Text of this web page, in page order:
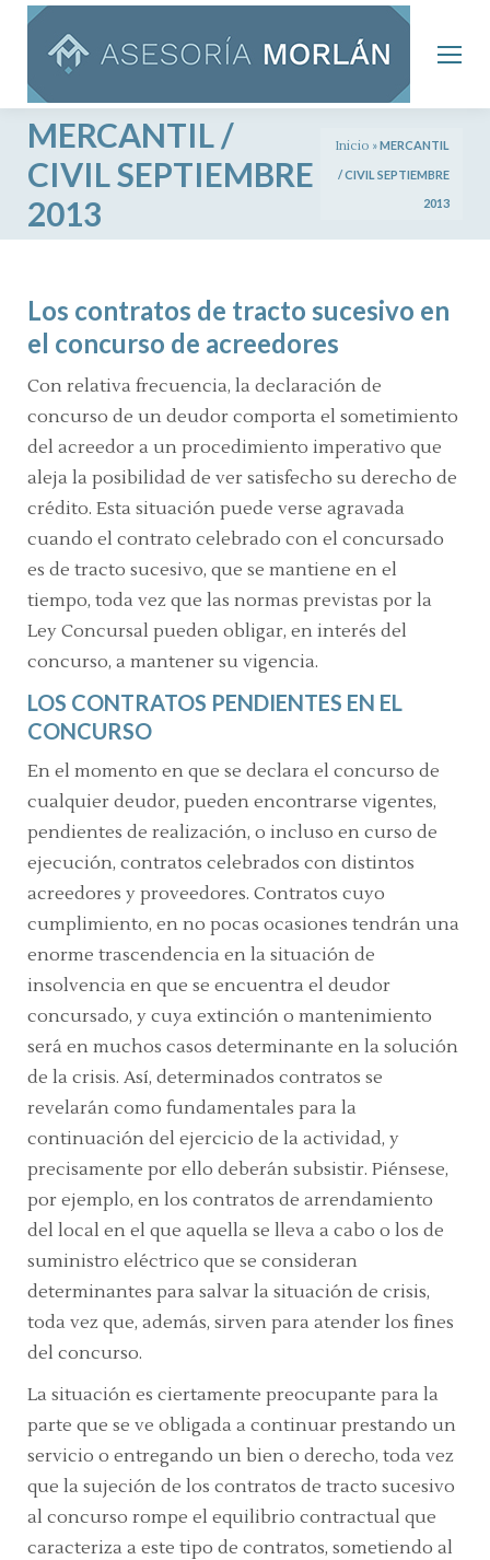
MERCANTIL /
CIVIL SEPTIEMBRE
2013
Inicio »MERCANTIL
/ CIVIL SEPTIEMBRE
2013
Los contratos de tracto sucesivo en
el concurso de acreedores
Con relativa frecuencia, la declaración de
concurso de un deudor comporta el sometimiento
del acreedor a un procedimiento imperativo que
aleja la posibilidad de ver satisfecho su derecho de
crédito. Esta situación puede verse agravada
cuando el contrato celebrado con el concursado
es de tracto sucesivo, que se mantiene en el
tiempo, toda vez que las normas previstas por la
Ley Concursal pueden obligar, en interés del
concurso, a mantener su vigencia.
LOS CONTRATOS PENDIENTES EN EL
CONCURSO
En el momento en que se declara el concurso de
cualquier deudor, pueden encontrarse vigentes,
pendientes de realización, o incluso en curso de
ejecución, contratos celebrados con distintos
acreedores y proveedores. Contratos cuyo
cumplimiento, en no pocas ocasiones tendrán una
enorme trascendencia en la situación de
insolvencia en que se encuentra el deudor
concursado, y cuya extinción o mantenimiento
será en muchos casos determinante en la solución
de la crisis. Así, determinados contratos se
revelarán como fundamentales para la
continuación del ejercicio de la actividad, y
precisamente por ello deberán subsistir. Piénsese,
por ejemplo, en los contratos de arrendamiento
del local en el que aquella se lleva a cabo o los de
suministro eléctrico que se consideran
determinantes para salvar la situación de crisis,
toda vez que, además, sirven para atender los fines
del concurso.
La situación es ciertamente preocupante para la
parte que se ve obligada a continuar prestando un
servicio o entregando un bien o derecho, toda vez
que la sujeción de los contratos de tracto sucesivo
al concurso rompe el equilibrio contractual que
caracteriza a este tipo de contratos, sometiendo al